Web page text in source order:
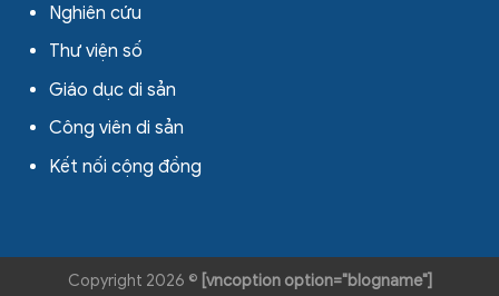
Nghiên cứu
Thư viện số
Giáo dục di sản
Công viên di sản
Kết nối cộng đồng
Copyright 2026 © [vncoption option="blogname"]